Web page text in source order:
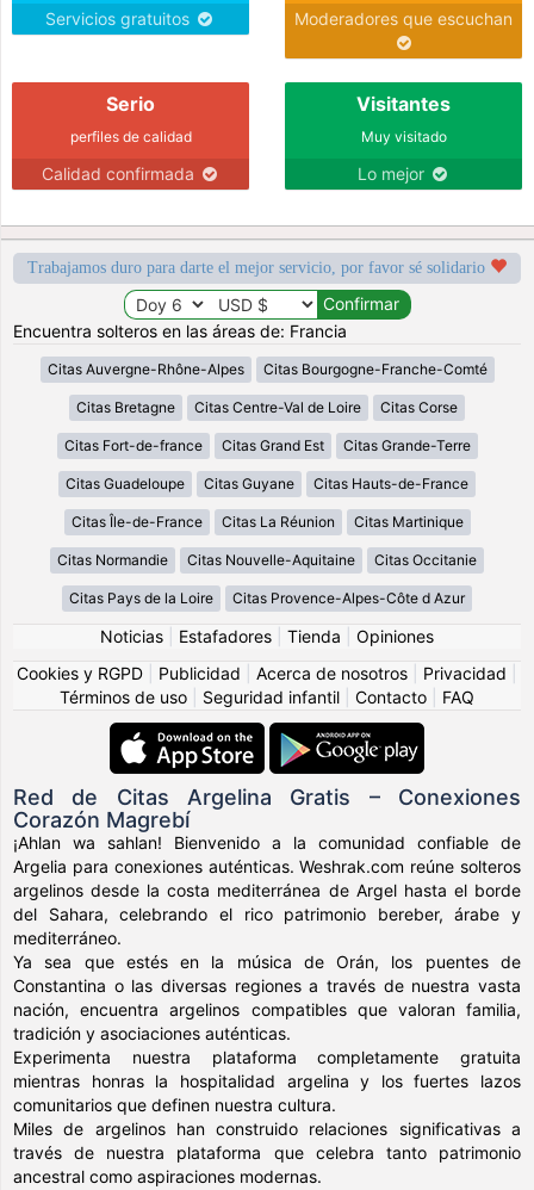
Servicios gratuitos Moderadores que escuchan
Serio
perfiles de calidad
Calidad confirmada
Visitantes
Muy visitado
Lo mejor
Trabajamos duro para darte el mejor servicio, por favor sé solidario
Encuentra solteros en las áreas de: Francia
Citas Auvergne-Rhône-Alpes Citas Bourgogne-Franche-Comté
Citas Bretagne Citas Centre-Val de Loire Citas Corse
Citas Fort-de-france Citas Grand Est Citas Grande-Terre
Citas Guadeloupe Citas Guyane Citas Hauts-de-France
Citas Île-de-France Citas La Réunion Citas Martinique
Citas Normandie Citas Nouvelle-Aquitaine Citas Occitanie
Citas Pays de la Loire Citas Provence-Alpes-Côte d Azur
Noticias Estafadores Tienda
Opiniones
Cookies y RGPD
Publicidad Acerca de nosotros Privacidad
Términos de uso
Seguridad infantil Contacto FAQ
Red de Citas Argelina Gratis – Conexiones
Corazón Magrebí
¡Ahlan wa sahlan! Bienvenido a la comunidad confiable de
Argelia para conexiones auténticas. Weshrak.com reúne solteros
argelinos desde la costa mediterránea de Argel hasta el borde
del Sahara, celebrando el rico patrimonio bereber, árabe y
mediterráneo.
Ya sea que estés en la música de Orán, los puentes de
Constantina o las diversas regiones a través de nuestra vasta
nación, encuentra argelinos compatibles que valoran familia,
tradición y asociaciones auténticas.
Experimenta nuestra plataforma completamente gratuita
mientras honras la hospitalidad argelina y los fuertes lazos
comunitarios que definen nuestra cultura.
Miles de argelinos han construido relaciones significativas a
través de nuestra plataforma que celebra tanto patrimonio
ancestral como aspiraciones modernas.